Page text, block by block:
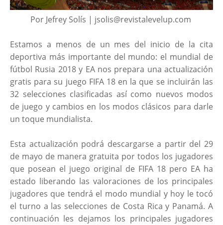
Por Jefrey Solís | jsolis@revistalevelup.com
Estamos a menos de un mes del inicio de la cita
deportiva más importante del mundo: el mundial de
fútbol Rusia 2018 y EA nos prepara una actualización
gratis para su juego FIFA 18 en la que se incluirán las
32 selecciones clasificadas así como nuevos modos
de juego y cambios en los modos clásicos para darle
un toque mundialista.
Esta actualización podrá descargarse a partir del 29
de mayo de manera gratuita por todos los jugadores
que posean el juego original de FIFA 18 pero EA ha
estado liberando las valoraciones de los principales
jugadores que tendrá el modo mundial y hoy le tocó
el turno a las selecciones de Costa Rica y Panamá. A
continuación les dejamos los principales jugadores